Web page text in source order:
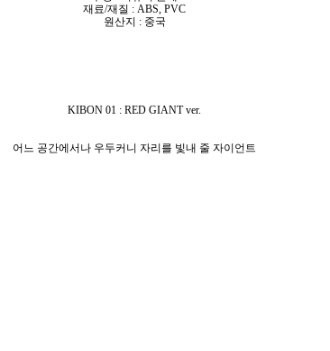
재료/재질 : ABS, PVC
원산지 : 중국
KIBON 01 : RED GIANT ver.
어느 공간에서나 우두커니 자리를 빛내 줄 자이언트